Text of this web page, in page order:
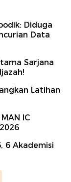
Diduga
Data
Sarjana
Latihan
IC
6 Akademisi